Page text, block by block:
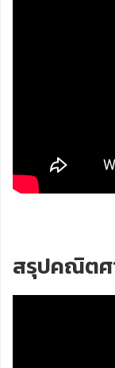
สรุปคณิตศ